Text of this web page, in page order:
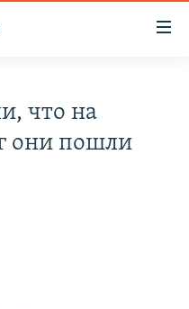
что на
они пошли